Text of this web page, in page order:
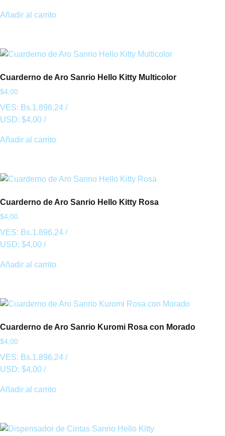
Añadir al carrito
Cuarderno de Aro Sanrio Hello Kitty Multicolor
$4,00
VES: Bs.1.896,24 /
USD: $4,00 /
Añadir al carrito
Cuarderno de Aro Sanrio Hello Kitty Rosa
$4,00
VES: Bs.1.896,24 /
USD: $4,00 /
Añadir al carrito
Cuarderno de Aro Sanrio Kuromi Rosa con Morado
$4,00
VES: Bs.1.896,24 /
USD: $4,00 /
Añadir al carrito